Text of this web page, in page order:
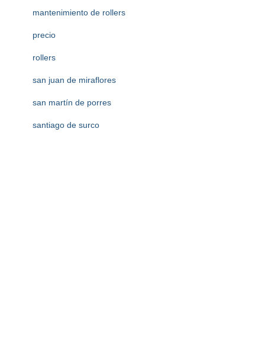
mantenimiento de rollers
precio
rollers
san juan de miraflores
san martín de porres
santiago de surco